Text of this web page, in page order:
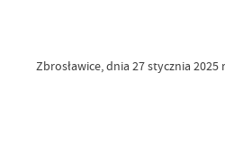
Zbrosławice, dnia